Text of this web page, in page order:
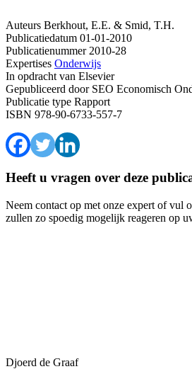
Auteurs Berkhout, E.E. & Smid, T.H.
Publicatiedatum 01-01-2010
Publicatienummer2010-28
Expertises Onderwijs
In opdracht van Elsevier
Gepubliceerd doorSEO Economisch
Publicatie type Rapport
ISBN 978-90-6733-557-7
Heeft u vragen over deze
Neem contact op met onze expert of vul
zullen zo spoedig mogelijk reageren op
Djoerd de Graaf